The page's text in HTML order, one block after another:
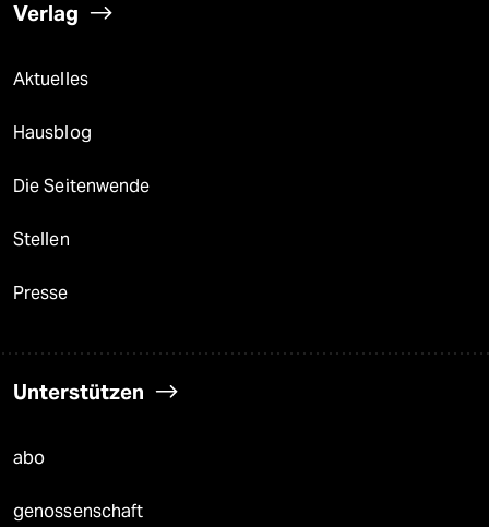
Verlag
Aktuelles
Hausblog
Die Seitenwende
Stellen
Presse
Unterstützen
abo
genossenschaft